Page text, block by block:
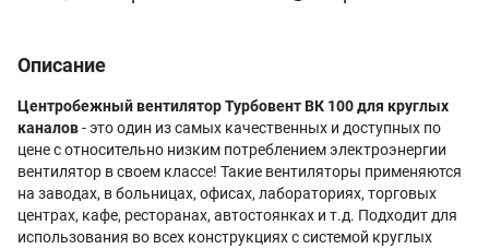
Описание
Центробежный вентилятор Турбовент ВК 100 для круглых
каналов- это один из самых качественных и доступных по
цене с относительно низким потреблением электроэнергии
вентилятор в своем классе! Такие вентиляторы применяются
на заводах, в больницах, офисах, лабораториях, торговых
центрах, кафе, ресторанах, автостоянках и т.д. Подходит для
использования во всех конструкциях с системой круглых